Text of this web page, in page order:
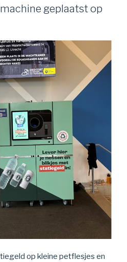
geplaatst op
op kleine petflesjes en